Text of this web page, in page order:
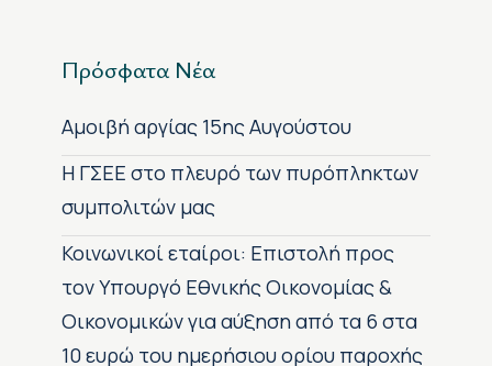
Πρόσφατα Νέα
Αμοιβή αργίας 15ης Αυγούστου
H ΓΣΕΕ στο πλευρό των πυρόπληκτων
συμπολιτών μας
Κοινωνικοί εταίροι: Επιστολή προς
τον Υπουργό Εθνικής Οικονομίας &
Οικονομικών για αύξηση από τα 6 στα
10 ευρώ του ημερήσιου ορίου παροχής